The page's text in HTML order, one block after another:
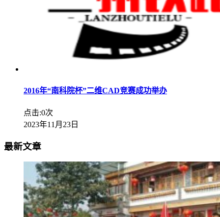
2016年“南科院杯”二维CAD竞赛成功举办
点击:0次
2023年11月23日
最新文章